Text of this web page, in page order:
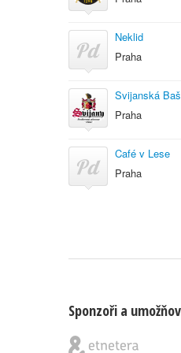
Neklid
Praha
Svijanská
Praha
Café v Lese
Praha
Sponzoři a